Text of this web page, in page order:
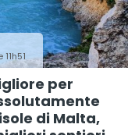
per
di Malta,